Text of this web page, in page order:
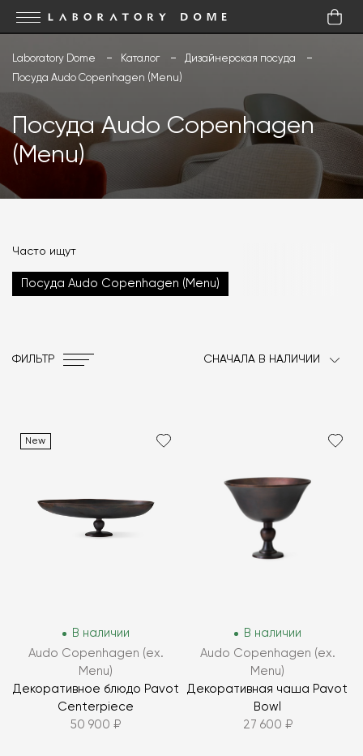
Laboratory Dome Каталог
Дизайнерская посуда
Посуда Audo Copenhagen (Menu)
Посуда Audo Copenhagen
(Menu)
Часто ищут
Посуда Audo Copenhagen (Menu)
ФИЛЬТР СНАЧАЛА В НАЛИЧИИ
New
В наличии
Audo Copenhagen (ex.
Menu)
Декоративное блюдо Pavot
Centerpiece
50 900 ₽
В наличии
Audo Copenhagen (ex.
Menu)
Декоративная чаша Pavot
Bowl
27 600 ₽